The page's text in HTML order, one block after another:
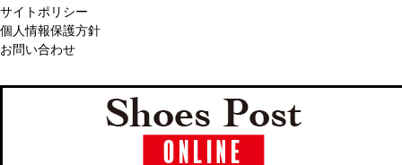
サイトポリシー
個人情報保護方針
お問い合わせ